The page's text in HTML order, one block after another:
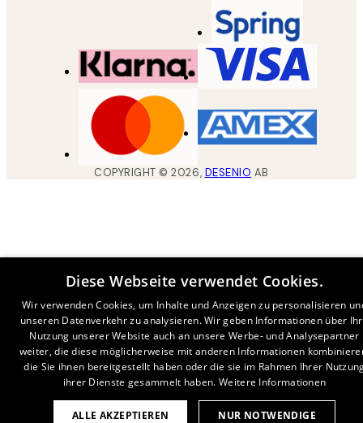
COPYRIGHT ©2026, DESENIO AB
Diese Webseite verwendet Cookies.
Wir verwenden Cookies, um Inhalte und Anzeigen zu personalisieren
unseren Datenverkehr zu analysieren. Wir geben Informationen über
Nutzung unserer Website auch an unsere Werbe- und Analysepartner
weiter, die diese möglicherweise mit anderen Informationen
die Sie ihnen bereitgestellt haben oder die sie im Rahmen Ihrer
ihrer Dienste gesammelt haben. Weitere Informationen
ALLE AKZEPTIEREN NUR NOTWENDIGE